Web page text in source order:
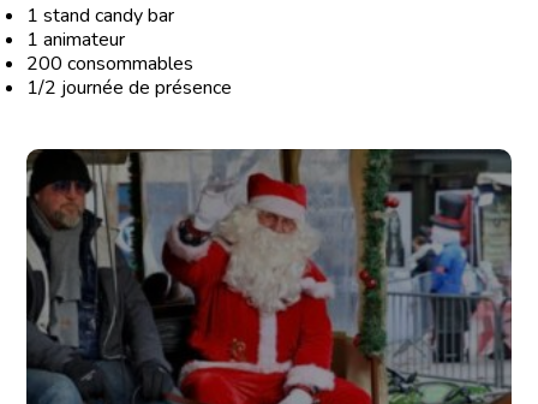
1 stand candy bar
1 animateur
200 consommables
1/2 journée de présence